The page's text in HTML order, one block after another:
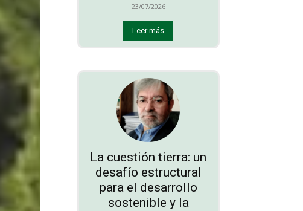
23/07/2026
Leer más
La cuestión tierra: un
desafío estructural
para el desarrollo
sostenible y la